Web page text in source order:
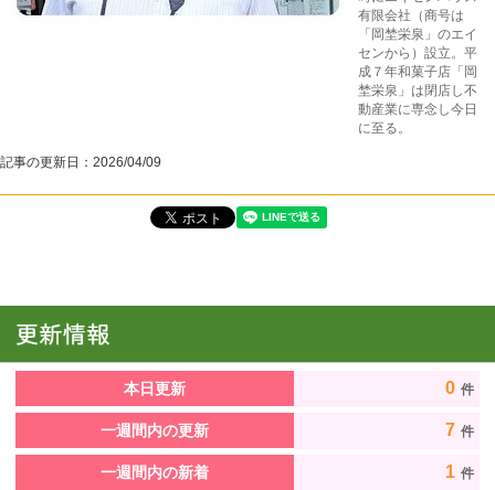
有限会社（商号は
「岡埜栄泉」のエイ
センから）設立。平
成７年和菓子店「岡
埜栄泉」は閉店し不
動産業に専念し今日
に至る。
記事の更新日： 2026/04/09
本日更新 0 件
一週間内の更新 7 件
一週間内の新着 1 件